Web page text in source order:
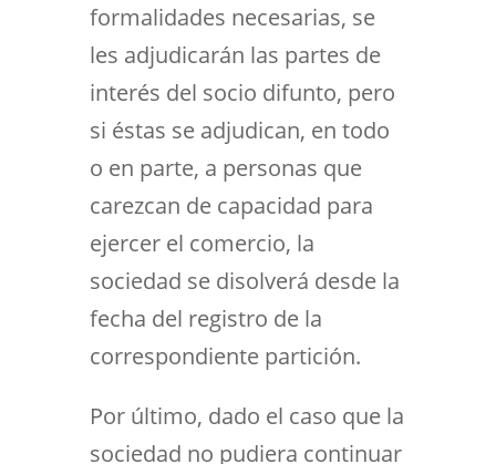
formalidades necesarias, se
les adjudicarán las partes de
interés del socio difunto, pero
si éstas se adjudican, en todo
o en parte, a personas que
carezcan de capacidad para
ejercer el comercio, la
sociedad se disolverá desde la
fecha del registro de la
correspondiente partición.
Por último, dado el caso que la
sociedad no pudiera continuar